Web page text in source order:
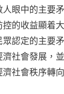
眼中的主要
的收益顯着
認定的主要
社會發展，
社會秩序轉向